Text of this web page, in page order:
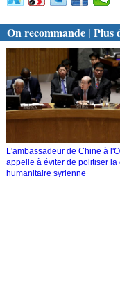
On recommande | Plus
L'ambassadeur de Chine à
appelle à éviter de politiser la
humanitaire syrienne